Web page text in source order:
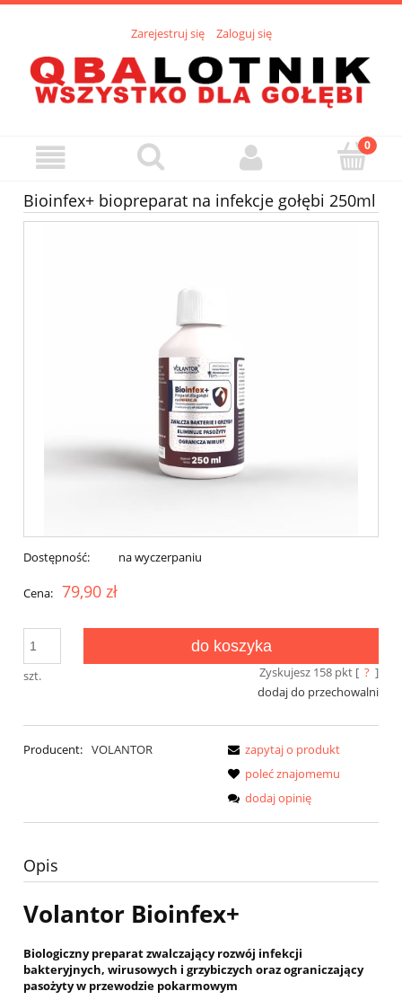
Zarejestruj się Zaloguj się
Bioinfex+ biopreparat na infekcje gołębi 250ml
Dostępność: na wyczerpaniu
Cena: 79,90 zł
szt.
do koszyka
Zyskujesz 158pkt [ ? ]
dodaj do przechowalni
Producent: VOLANTOR
zapytaj o produkt
poleć znajomemu
dodaj opinię
Opis
Volantor Bioinfex+
Biologiczny preparat zwalczający rozwój infekcji
bakteryjnych, wirusowych i grzybiczych oraz ograniczający
pasożyty w przewodzie pokarmowym